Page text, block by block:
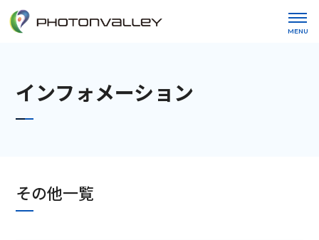
MENU
インフォメーション
その他一覧